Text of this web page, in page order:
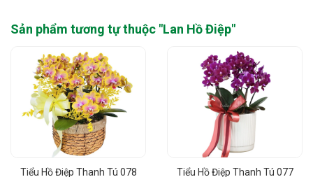
Sản phẩm tương tự thuộc "Lan Hồ Điệp"
Tiểu Hồ Điệp Thanh Tú 078 Tiểu Hồ Điệp Thanh Tú 077